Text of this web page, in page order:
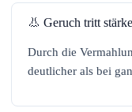
👃 Geruch tritt
Durch die
deutlicher als bei